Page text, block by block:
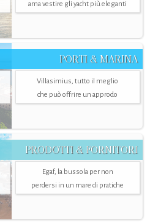
ama vestire gli yacht più eleganti
PORTI & MARINA
Villasimius, tutto il meglio
che può offrire un approdo
PRODOTTI & FORNITORI
Egaf, la bussola per non
perdersi in un mare di pratiche